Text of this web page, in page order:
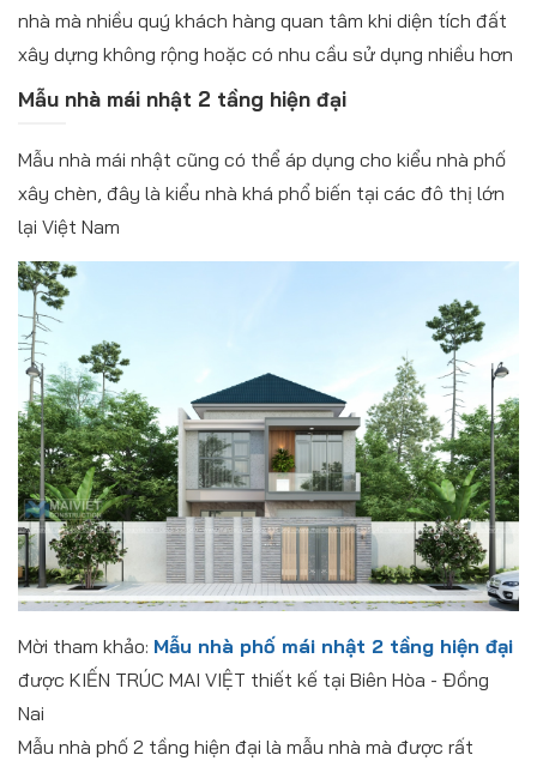
nhà mà nhiều quý khách hàng quan tâm khi diện tích đất
xây dựng không rộng hoặc có nhu cầu sử dụng nhiều hơn
Mẫu nhà mái nhật 2 tầng hiện đại
Mẫu nhà mái nhật cũng có thể áp dụng cho kiểu nhà phố
xây chèn, đây là kiểu nhà khá phổ biến tại các đô thị lớn
lại Việt Nam
Mời tham khảo: Mẫu nhà phố mái nhật 2 tầng hiện đại
được KIẾN TRÚC MAI VIỆT thiết kế tại Biên Hòa - Đồng
Nai
Mẫu nhà phố 2 tầng hiện đại là mẫu nhà mà được rất